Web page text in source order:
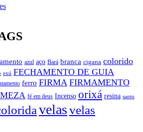
azul aço Bará branca cigana colorido
exú FECHAMENTO DE GUIA
ferro FIRMA FIRMAMENTO
fé em deus Incenso orixá resina santo
velasvelas